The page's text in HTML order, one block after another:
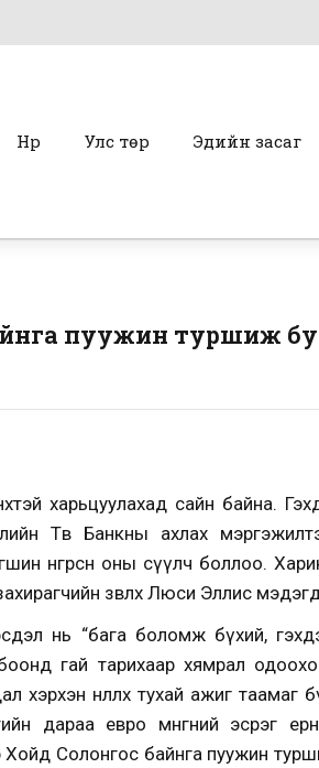
Нүүр Улс төр Эдийн засаг
пуужин туршиж
харьцуулахад сайн байна.
Төв Банкны ахлах
өнгөрсөн оны сүүлч боллоо.
зөвлөх Люси Эллис
нь “бага боломж бүхий, гэхдээ
гай тарихаар хямрал
нөлөөлөх тухай ажиг
дараа евро мөнгөний эсрэг
Солонгос байнга пуужин